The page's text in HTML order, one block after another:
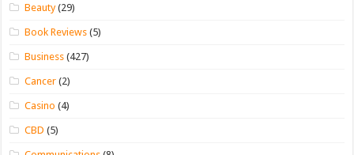
Beauty(29)
Book Reviews (5)
Business (427)
Cancer (2)
Casino (4)
CBD (5)